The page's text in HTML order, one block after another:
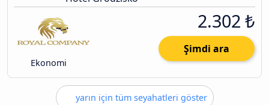
Ekonomi
2.302 ₺
Şimdi ara
yarın için tüm seyahatleri göster